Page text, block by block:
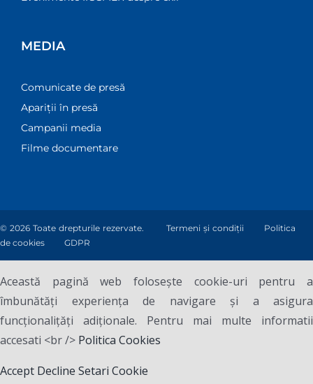
MEDIA
Comunicate de presă
Apariții în presă
Campanii media
Filme documentare
© 2026 Toate drepturile rezervate.Termeni și condiții
Politica
de cookies
GDPR
Această pagină web folosește cookie-uri pentru a
îmbunătăți experiența de navigare și a asigura
funcționalițăți adiționale. Pentru mai multe informatii
accesati <br /> Politica Cookies
Accept Decline Setari Cookie